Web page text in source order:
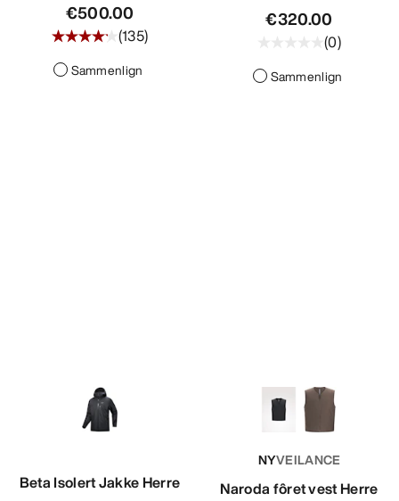
€500.00
(135)
Sammenlign
€320.00
(0)
Sammenlign
Beta Isolert Jakke Herre
NYVEILANCE
Naroda fôret vest Herre